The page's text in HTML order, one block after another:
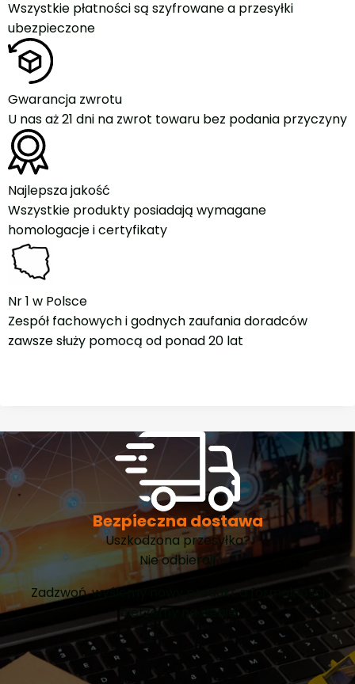
Wszystkie płatności są szyfrowane a przesyłki
ubezpieczone
Gwarancja zwrotu
U nas aż 21 dni na zwrot towaru bez podania przyczyny
Najlepsza jakość
Wszystkie produkty posiadają wymagane
homologacje i certyfikaty
Nr 1 w Polsce
Zespół fachowych i godnych zaufania doradców
zawsze służy pomocą od ponad 20 lat
Bezpieczna dostawa
Uszkodzona przesyłka?
Nie odbieraj!
Zadzwoń, wyślemy nowy produkt a formalności
bierzemy na siebie